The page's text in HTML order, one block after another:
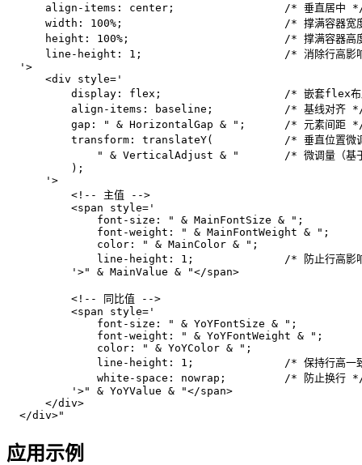
align-items: center;                 /* 垂直居中
width: 100%;                         /* 撑满容器宽
height: 100%;                        /* 撑满容器高
line-height: 1;                      /* 消除行高影
  '>
      <div style='
display: flex;                   /* 嵌套flex布
align-items: baseline;           /* 基线对齐
gap: " & HorizontalGap & ";      /* 元素间距
transform: translateY(           /* 垂直位置微
" & VerticalAdjust & "       /* 微调量（基
          );
      '>
          <!-- 主值 -->
          <span style='
              font-size: " & MainFontSize & ";
              font-weight: " & MainFontWeight & ";
              color: " & MainColor & ";
line-height: 1;              /* 防止行高影
          '>" & MainValue & "</span>
          <!-- 同比值 -->
          <span style='
              font-size: " & YoYFontSize & ";
              font-weight: " & YoYFontWeight & ";
              color: " & YoYColor & ";
line-height: 1;              /* 保持行高一
white-space: nowrap;         /* 防止换行
          '>" & YoYValue & "</span>
      </div>
  </div>"
应用示例